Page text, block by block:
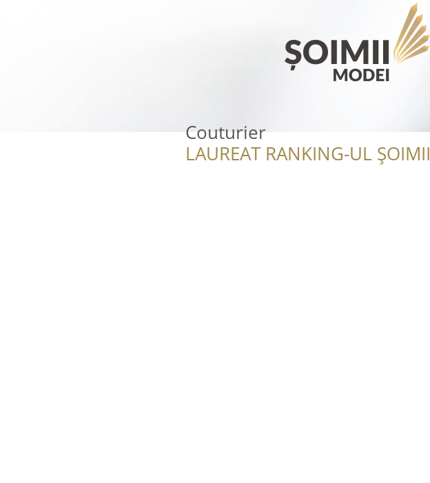
Couturier
LAUREAT RANKING-UL ȘOIMII